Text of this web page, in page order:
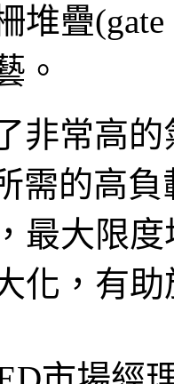
堆疊
。
非常高
需的高
最大限
化，有